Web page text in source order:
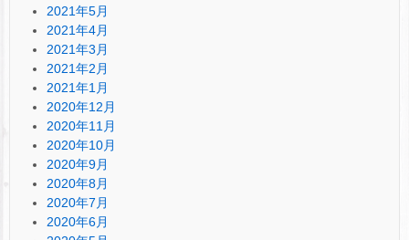
2021年5月
2021年4月
2021年3月
2021年2月
2021年1月
2020年12月
2020年11月
2020年10月
2020年9月
2020年8月
2020年7月
2020年6月